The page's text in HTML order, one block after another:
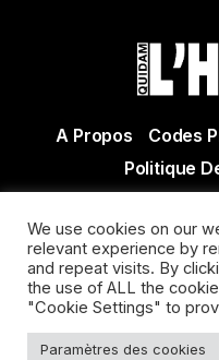
A Propos Codes
Politique
Actualité Agen -
We use cookies on our
relevant experience by
and repeat visits. By
the use of ALL the
"Cookie Settings" to
Paramètres des cookies